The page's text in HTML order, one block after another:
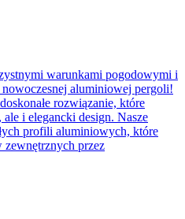
warunkami pogodowymi i
aluminiowej pergoli!
rozwiązanie, które
i elegancki design. Nasze
profili aluminiowych, które
zewnętrznych przez